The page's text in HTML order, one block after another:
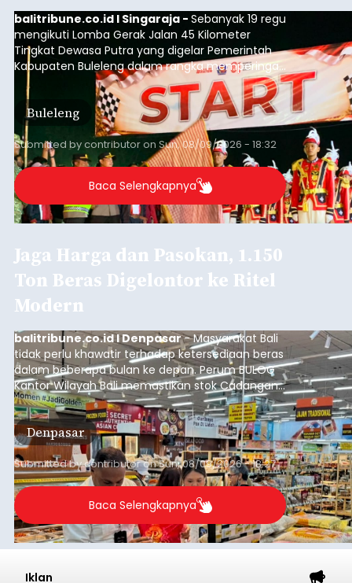
balitribune.co.id I Singaraja - Sebanyak 19 regu
mengikuti Lomba Gerak Jalan 45 Kilometer
Tingkat Dewasa Putra yang digelar Pemerintah
Kabupaten Buleleng dalam rangka memperingati
HUT ke-81 Kemerdekaan Republik Indonesia.
Lomba resmi dimulai dari Lapangan Sepak Bola
Desa Celukan Bawang, Sabtu (8/8/2026) malam.
Buleleng
Submitted bycontributoron Sun, 08/09/2026 - 18:32
Baca Selengkapnya
Jaga Harga dan Pasokan, 1.150
Ton Beras Digelontor ke Ritel
Modern
balitribune.co.id I Denpasar- Masyarakat Bali
tidak perlu khawatir terhadap ketersediaan beras
dalam beberapa bulan ke depan. Perum BULOG
Kantor Wilayah Bali memastikan stok Cadangan
Beras Pemerintah (CBP) masih dalam kondisi
aman, bahkan diproyeksikan mampu memenuhi
kebutuhan masyarakat hingga sekitar 10 bulan.
Denpasar
Submitted bycontributoronSun, 08/09/2026 - 18:27
Baca Selengkapnya
Iklan